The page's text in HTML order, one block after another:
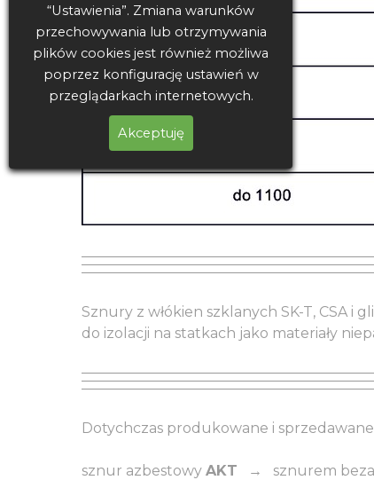
Sznury z włókien szklanych SK-T, CSA i
do izolacji na statkach jako materiały
Dotychczas produkowane i
sznur azbestowy AKT → sznurem
“Ustawienia”. Zmiana warunków
przechowywania lub otrzymywania
plików cookies jest również możliwa
poprzez konfigurację ustawień w
przeglądarkach internetowych.
Akceptuję